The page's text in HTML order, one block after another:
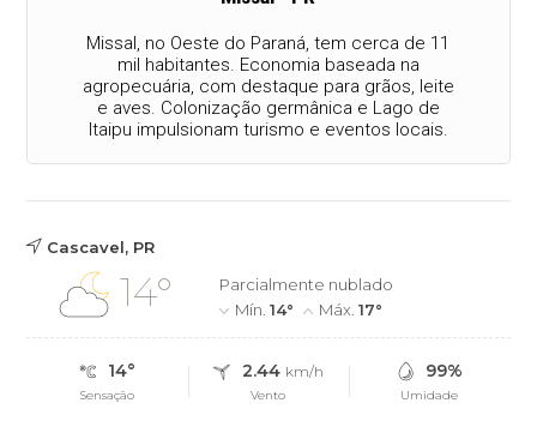
Missal, no Oeste do Paraná, tem cerca de 11
mil habitantes. Economia baseada na
agropecuária, com destaque para grãos, leite
e aves. Colonização germânica e Lago de
Itaipu impulsionam turismo e eventos locais.
Cascavel, PR
14°
Parcialmente nublado
Mín.14° Máx.17°
14°
Sensação
2.44 km/h
Vento
99%
Umidade